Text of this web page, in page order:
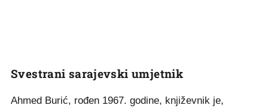
Svestrani sarajevski umjetnik
Ahmed Burić, rođen 1967. godine, književnik je,